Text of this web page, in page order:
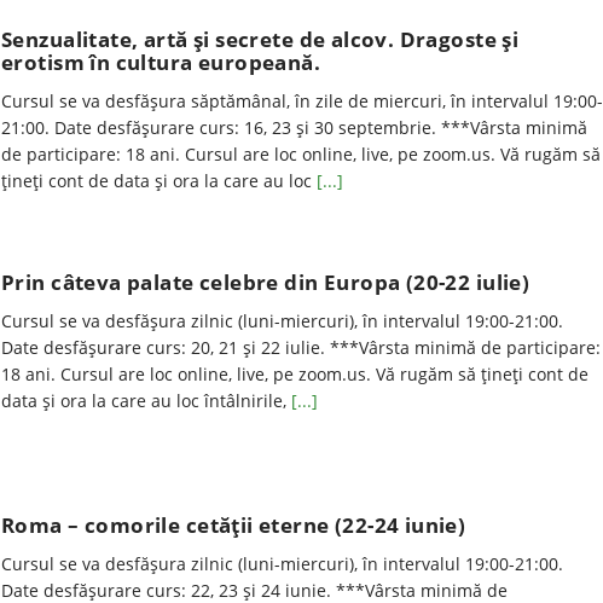
Senzualitate, artă și secrete de alcov. Dragoste și
erotism în cultura europeană.
Cursul se va desfăşura săptămânal, în zile de miercuri, în intervalul 19:00-
21:00. Date desfăşurare curs: 16, 23 și 30 septembrie. ***Vârsta minimă
de participare: 18 ani. Cursul are loc online, live, pe zoom.us. Vă rugăm să
ţineţi cont de data şi ora la care au loc [...]
Prin câteva palate celebre din Europa (20-22 iulie)
Cursul se va desfăşura zilnic (luni-miercuri), în intervalul 19:00-21:00.
Date desfăşurare curs: 20, 21 şi 22 iulie. ***Vârsta minimă de participare:
18 ani. Cursul are loc online, live, pe zoom.us. Vă rugăm să ţineţi cont de
data şi ora la care au loc întâlnirile, [...]
Roma – comorile cetății eterne (22-24 iunie)
Cursul se va desfăşura zilnic (luni-miercuri), în intervalul 19:00-21:00.
Date desfăşurare curs: 22, 23 şi 24 iunie. ***Vârsta minimă de